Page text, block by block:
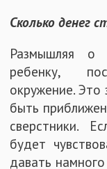
Сколько денег
Размышляя о
ребенку,
окружение. Это
быть
сверстники.
будет
давать